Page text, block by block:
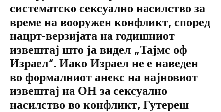
систематско сексуално насилство за
време на вооружен конфликт, според
нацрт-верзијата на годишниот
извештај што ја видел „Тајмс оф
Израел“. Иако Израел не е наведен
во формалниот анекс на најновиот
извештај на ОН за сексуално
насилство во конфликт, Гутереш